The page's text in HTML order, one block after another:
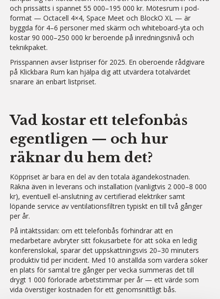
och prissätts i spannet 55 000–195 000 kr. Mötesrum i pod-
format — Octacell 4×4, Space Meet och BlockO XL — är
byggda för 4–6 personer med skärm och whiteboard-yta och
kostar 90 000–250 000 kr beroende på inredningsnivå och
teknikpaket.
Prisspannen avser listpriser för 2025. En oberoende rådgivare
på Klickbara Rum kan hjälpa dig att utvärdera totalvärdet
snarare än enbart listpriset.
Vad kostar ett telefonbås
egentligen — och hur
räknar du hem det?
Köppriset är bara en del av den totala ägandekostnaden.
Räkna även in leverans och installation (vanligtvis 2 000–8 000
kr), eventuell el-anslutning av certifierad elektriker samt
löpande service av ventilationsfiltren typiskt en till två gånger
per år.
På intäktssidan: om ett telefonbås förhindrar att en
medarbetare avbryter sitt fokusarbete för att söka en ledig
konferenslokal, sparar det uppskattningsvis 20–30 minuters
produktiv tid per incident. Med 10 anställda som vardera söker
en plats för samtal tre gånger per vecka summeras det till
drygt 1 000 förlorade arbetstimmar per år — ett värde som
vida överstiger kostnaden för ett genomsnittligt bås.